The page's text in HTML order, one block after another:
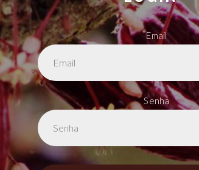
Email
Senha